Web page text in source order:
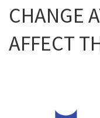
CHANGE
AFFECT